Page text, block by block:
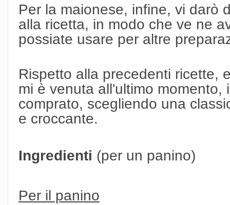
Per la maionese, infine, vi darò
alla ricetta, in modo che ve ne
possiate usare per altre
Rispetto alla precedenti ricette,
mi è venuta all'ultimo
comprato, scegliendo una
e croccante.
Ingredienti (per un panino)
Per il panino